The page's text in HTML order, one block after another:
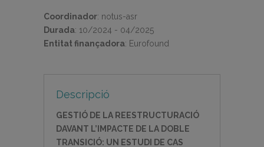
Coordinador: notus-asr
Durada: 10/2024 - 04/2025
Entitat finançadora: Eurofound
Descripció
GESTIÓ DE LA REESTRUCTURACIÓ
DAVANT L’IMPACTE DE LA DOBLE
TRANSICIÓ: UN ESTUDI DE CAS